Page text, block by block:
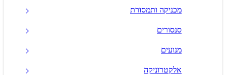
מכניקה ותמסורת
סנסורים
מנועים
אלקטרוניקה